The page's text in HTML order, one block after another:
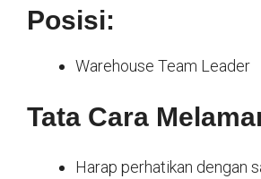
Posisi:
Warehouse Team Leader
Tata Cara
Harap perhatikan dengan